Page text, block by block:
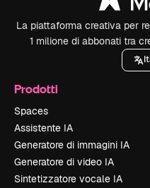
La piattaforma creativa per
1 milione di abbonati tra
Prodotti
Spaces
Assistente IA
Generatore di immagini IA
Generatore di video IA
Sintetizzatore vocale IA